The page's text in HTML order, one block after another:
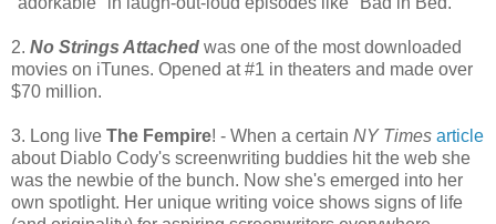
2. No Strings Attached was one of the most downloaded
movies on iTunes. Opened at #1 in theaters and made over
$70 million.
3. Long live The Fempire! - When a certain NY Times article
about Diablo Cody's screenwriting buddies hit the web she
was the newbie of the bunch. Now she's emerged into her
own spotlight. Her unique writing voice shows signs of life